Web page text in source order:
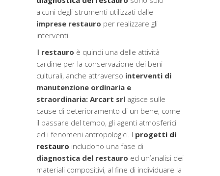
alcuni degli strumenti utilizzati dalle
imprese restauro per realizzare gli
interventi.
Il restauro è quindi una delle attività
cardine per la conservazione dei beni
culturali, anche attraverso interventi di
manutenzione ordinaria e
straordinaria: Arcart srl agisce sulle
cause di deterioramento di un bene, come
il passare del tempo, gli agenti atmosferici
ed i fenomeni antropologici. I progetti di
restauro includono una fase di
diagnostica del restauro ed un’analisi dei
materiali compositivi, al fine di individuare la